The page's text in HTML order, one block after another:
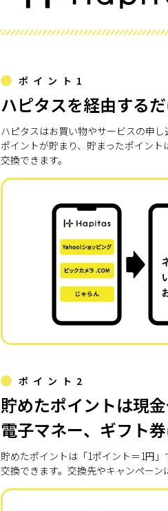
ポイント1
ハピタスを経由する
ハピタスはお買い物やサービスの申
ポイントが貯まり、貯まったポイン
交換できます。
ポイント2
貯めたポイントは現金
電子マネー、ギフト
貯めたポイントは「1ポイント＝1円
交換できます。交換先やキャンペー